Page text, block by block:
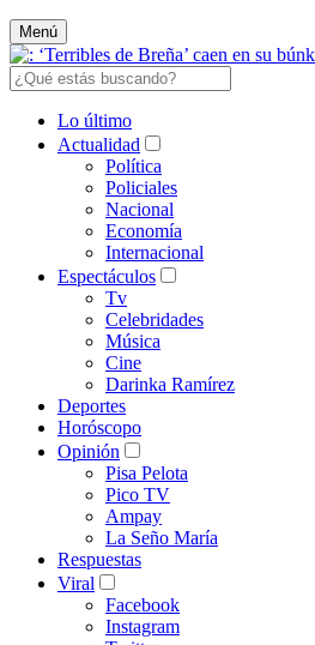
Menú
Lo último
Actualidad
Política
Policiales
Nacional
Economía
Internacional
Espectáculos
Tv
Celebridades
Música
Cine
Darinka Ramírez
Deportes
Horóscopo
Opinión
Pisa Pelota
Pico TV
Ampay
La Seño María
Respuestas
Viral
Facebook
Instagram